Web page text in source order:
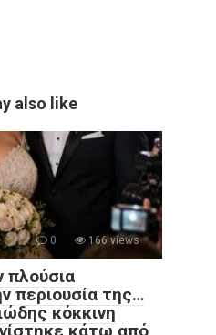
also like
0 166 views
πλούσια
περιουσία της…
κόκκινη